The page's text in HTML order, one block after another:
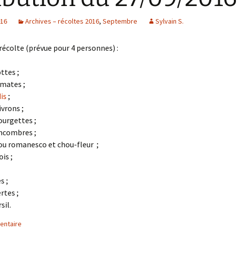
Archives – récoltes 2016, Septembre Sylvain S.
(prévue pour 4 personnes) :
;
;
;
;
;
;
romanesco et chou-fleur ;
;
;
;